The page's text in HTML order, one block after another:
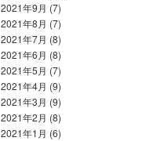
2021年9月 (7)
2021年8月 (7)
2021年7月 (8)
2021年6月 (8)
2021年5月 (7)
2021年4月 (9)
2021年3月 (9)
2021年2月 (8)
2021年1月 (6)